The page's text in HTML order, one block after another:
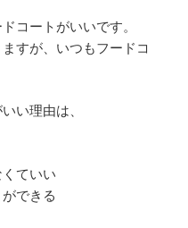
コートがいいです。
すが、いつもフードコ
い理由は、
ていい
できる